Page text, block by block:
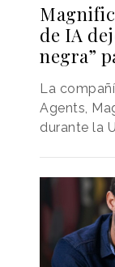
de IA
negra”
La
Agents,
durante la